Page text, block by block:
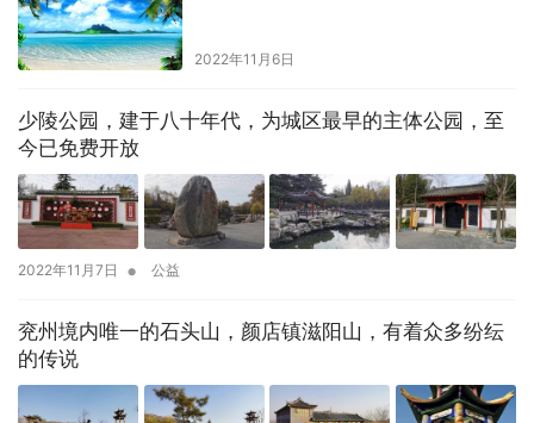
2022年11月6日
少陵公园，建于八十年代，为城区最早的主体公园，至
今已免费开放
2022年11月7日 • 公益
兖州境内唯一的石头山，颜店镇滋阳山，有着众多纷纭
的传说